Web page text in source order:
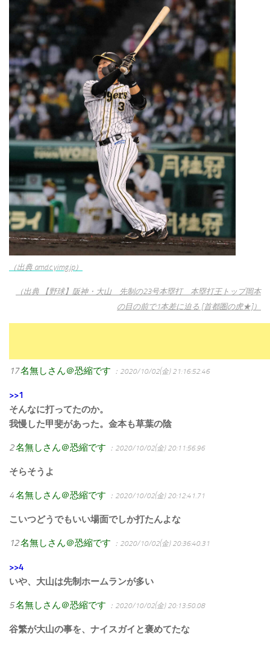
（出典 amd.c.yimg.jp）
（出典 【野球】阪神・大山 先制の23号本塁打 本塁打王トップ岡本
の目の前で1本差に迫る [首都圏の虎★]）
17名無しさん＠恐縮です ：2020/10/02(金) 21:16:52.46
>>1
そんなに打ってたのか。
我慢した甲斐があった。金本も草葉の陰
2名無しさん＠恐縮です ：2020/10/02(金) 20:11:56.96
そらそうよ
4名無しさん＠恐縮です ：2020/10/02(金) 20:12:41.71
こいつどうでもいい場面でしか打たんよな
12名無しさん＠恐縮です ：2020/10/02(金) 20:36:40.31
>>4
いや、大山は先制ホームランが多い
5名無しさん＠恐縮です ：2020/10/02(金) 20:13:50.08
谷繁が大山の事を、ナイスガイと褒めてたな